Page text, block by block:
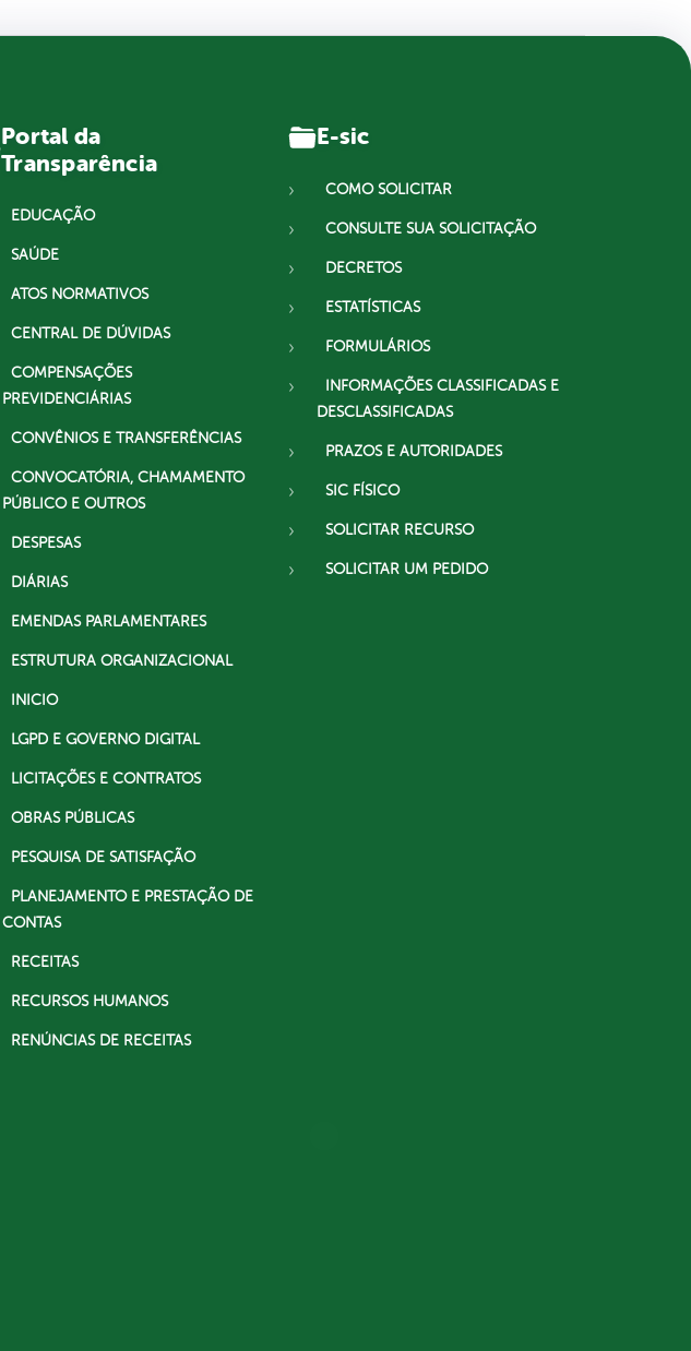
Portal da
Transparência
EDUCAÇÃO
SAÚDE
ATOS NORMATIVOS
CENTRAL DE DÚVIDAS
COMPENSAÇÕES
PREVIDENCIÁRIAS
CONVÊNIOS E TRANSFERÊNCIAS
CONVOCATÓRIA, CHAMAMENTO
PÚBLICO E OUTROS
DESPESAS
DIÁRIAS
EMENDAS PARLAMENTARES
ESTRUTURA ORGANIZACIONAL
INICIO
LGPD E GOVERNO DIGITAL
LICITAÇÕES E CONTRATOS
OBRAS PÚBLICAS
PESQUISA DE SATISFAÇÃO
PLANEJAMENTO E PRESTAÇÃO DE
CONTAS
RECEITAS
RECURSOS HUMANOS
RENÚNCIAS DE RECEITAS
E-sic
COMO SOLICITAR
CONSULTE SUA SOLICITAÇÃO
DECRETOS
ESTATÍSTICAS
FORMULÁRIOS
INFORMAÇÕES CLASSIFICADAS E
DESCLASSIFICADAS
PRAZOS E AUTORIDADES
SIC FÍSICO
SOLICITAR RECURSO
SOLICITAR UM PEDIDO